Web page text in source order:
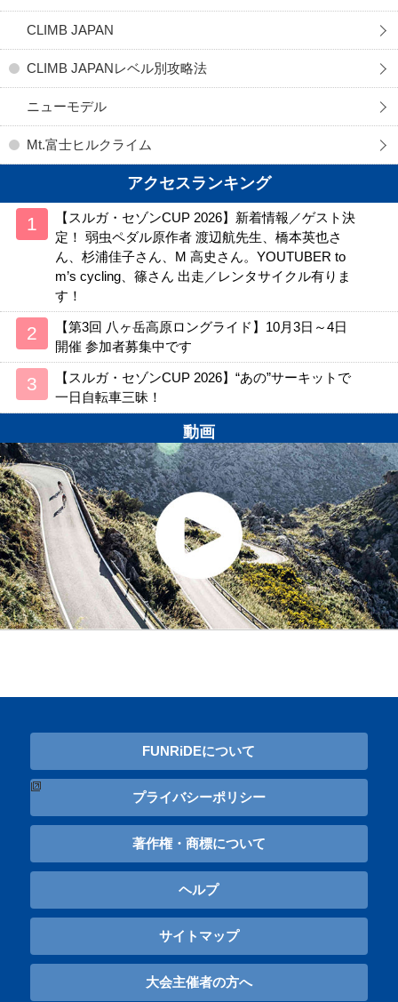
CLIMB JAPAN
CLIMB JAPANレベル別攻略法
ニューモデル
Mt.富士ヒルクライム
アクセスランキング
【スルガ・セゾンCUP 2026】新着情報／ゲスト決
定！ 弱虫ペダル原作者 渡辺航先生、橋本英也さ
ん、杉浦佳子さん、M 高史さん。YOUTUBER to
m’s cycling、篠さん 出走／レンタサイクル有りま
す！
【第3回 八ヶ岳高原ロングライド】10月3日～4日
開催 参加者募集中です
【スルガ・セゾンCUP 2026】“あの”サーキットで
一日自転車三昧！
動画
FUNRiDEについて
プライバシーポリシー
著作権・商標について
ヘルプ
サイトマップ
大会主催者の方へ